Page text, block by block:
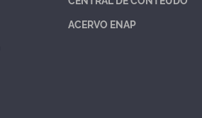
ACERVO ENAP